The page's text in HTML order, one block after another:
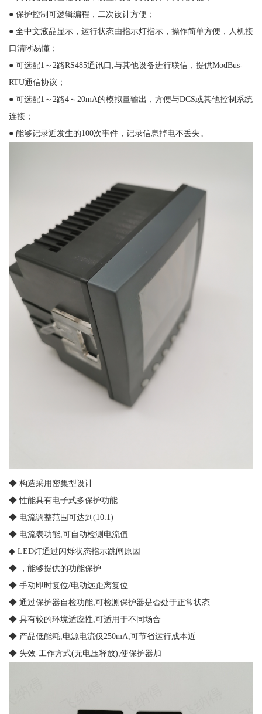
● 保护控制可逻辑编程，二次设计方便；
● 全中文液晶显示，运行状态由指示灯指示，操作简单方便，人机接
口清晰易懂；
● 可选配1～2路RS485通讯口,与其他设备进行联信，提供ModBus-
RTU通信协议；
● 可选配1～2路4～20mA的模拟量输出，方便与DCS或其他控制系统
连接；
● 能够记录近发生的100次事件，记录信息掉电不丢失。
◆ 构造采用密集型设计
◆ 性能具有电子式多保护功能
◆ 电流调整范围可达到(10:1)
◆ 电流表功能,可自动检测电流值
◆ LED灯通过闪烁状态指示跳闸原因
◆ ，能够提供的功能保护
◆ 手动即时复位/电动远距离复位
◆ 通过保护器自检功能,可检测保护器是否处于正常状态
◆ 具有较的环境适应性,可适用于不同场合
◆ 产品低能耗,电源电流仅250mA,可节省运行成本近
◆ 失效-工作方式(无电压释放),使保护器加